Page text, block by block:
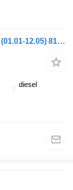
Air Filter Housing Bracket Volvo FM9 (01.01-12.05) 8149098 voor Volvo FM7-FM12, FM, FMX (1998-2014) trekker
diesel